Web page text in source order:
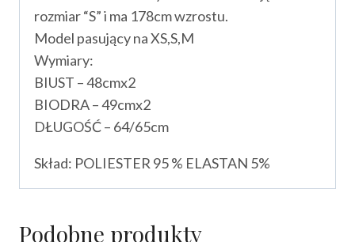
rozmiar “S” i ma 178cm wzrostu.
Model pasujący na XS,S,M
Wymiary:
BIUST – 48cmx2
BIODRA – 49cmx2
DŁUGOŚĆ – 64/65cm
Skład: POLIESTER 95 % ELASTAN 5%
Podobne produkty